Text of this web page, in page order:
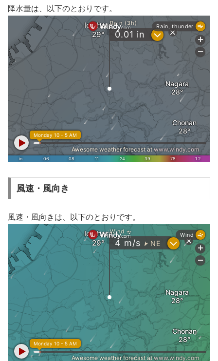
降水量は、以下のとおりです。
風速・風向き
風速・風向きは、以下のとおりです。